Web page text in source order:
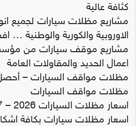
كثافة عالية
مشاريع مظلات سيارات لجميع
الاوروبية والكورية والوطنية
مشاريع موقف سيارات من مؤسسة
اعمال الحديد والمقاولات العامة
مظلات مواقف السيارات –
مظلات مواقف السيارات
اسعار مظلات سيارات بكافة